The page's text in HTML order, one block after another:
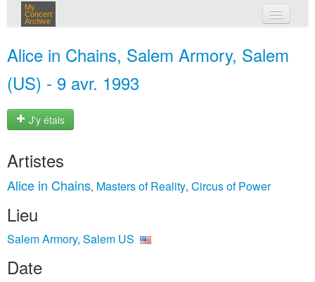
My
Concert
Archive
Alice in Chains, Salem Armory, Salem
(US) - 9 avr. 1993
J'y étais
Artistes
Alice in Chains, Masters of Reality, Circus of Power
Lieu
Salem Armory, Salem US
Date